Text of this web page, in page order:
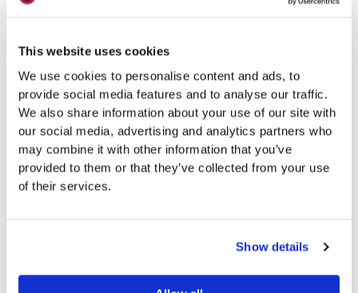
This website uses cookies
We use cookies to personalise content and ads, to
provide social media features and to analyse our traffic.
We also share information about your use of our site with
our social media, advertising and analytics partners who
may combine it with other information that you’ve
provided to them or that they’ve collected from your use
of their services.
Show details